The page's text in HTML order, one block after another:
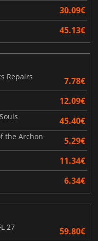
30.09€
45.13€
Repairs
7.78€
12.09€
45.40€
the Archon 5.29€
11.34€
6.34€
27
59.80€